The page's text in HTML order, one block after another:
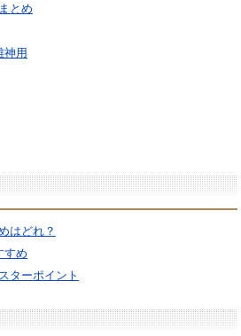
とめ
神用
はどれ？
すめ
ターポイント